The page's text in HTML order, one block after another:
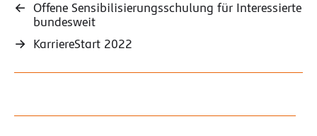
← Offene Sensibilisierungsschulung für Interessierte
bundesweit
→ KarriereStart 2022